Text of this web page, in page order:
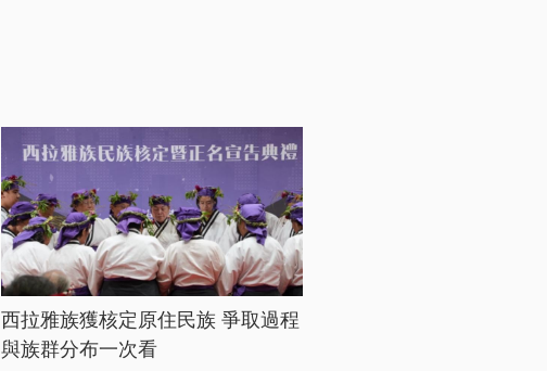
西拉雅族獲核定原住民族 爭取過程
與族群分布一次看